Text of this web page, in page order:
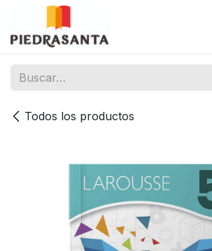
Ir al contenido
Todos los productos